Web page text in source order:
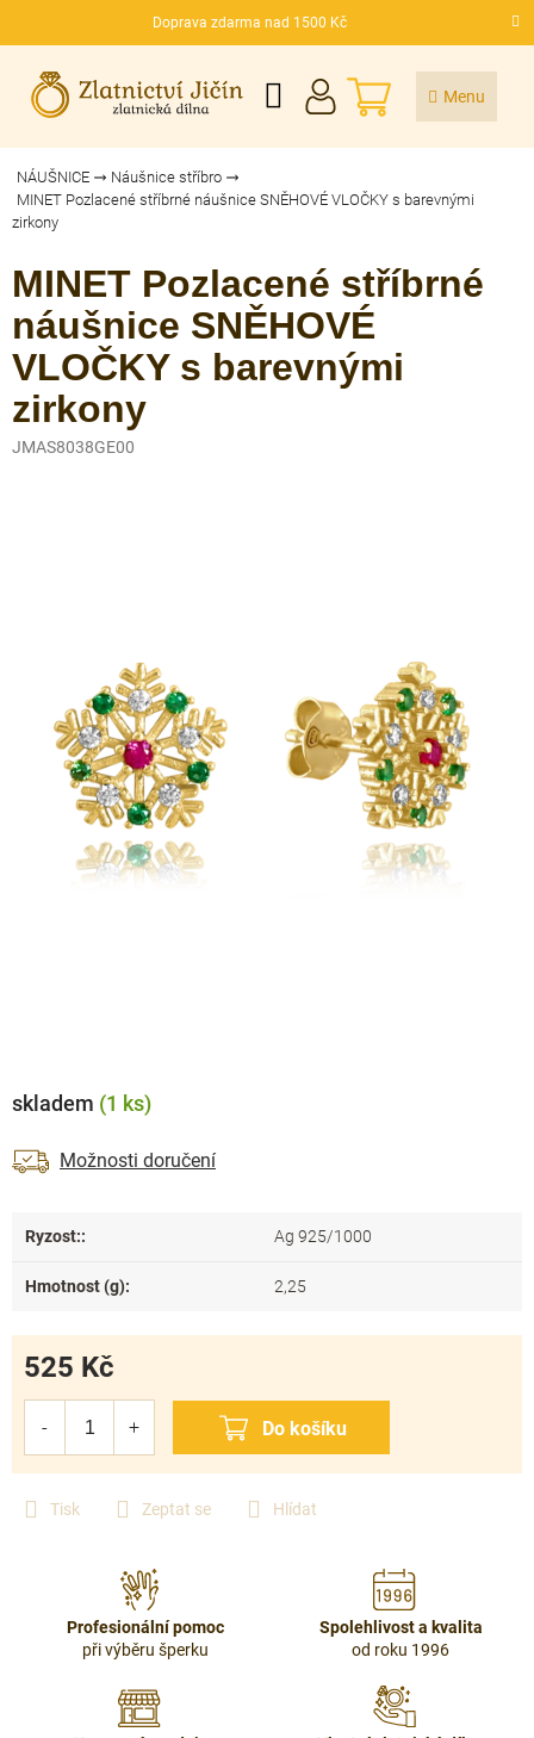
Doprava zdarma nad 1500 Kč
CZK
NÁKUPNÍ
KOŠÍK
NÁUŠNICE
Náušnice stříbro
MINET Pozlacené stříbrné náušnice SNĚHOVÉ VLOČKY s barevnými
zirkony
MINET Pozlacené stříbrné
náušnice SNĚHOVÉ
VLOČKY s barevnými
zirkony
JMAS8038GE00
Tisk Zeptat se Hlídat
skladem (1 ks)
Možnosti doručení
525 Kč
Ryzost:: Ag 925/1000
Hmotnost (g): 2,25
Profesionální pomoc
při výběru šperku
Spolehlivost a kvalita
od roku 1996